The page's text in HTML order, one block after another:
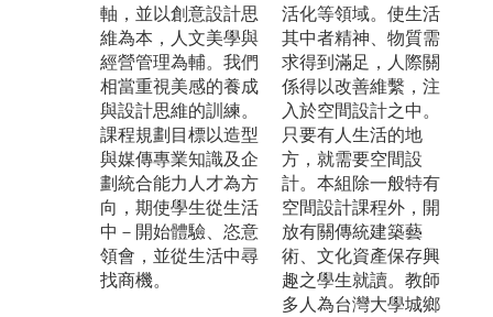
軸，並以創意設計思
維為本，人文美學與
經營管理為輔。我們
相當重視美感的養成
與設計思維的訓練。
課程規劃目標以造型
與媒傳專業知識及企
劃統合能力人才為方
向，期使學生從生活
中－開始體驗、恣意
領會，並從生活中尋
找商機。
活化等領域。使生活
其中者精神、物質需
求得到滿足，人際關
係得以改善維繫，注
入於空間設計之中。
只要有人生活的地
方，就需要空間設
計。本組除一般特有
空間設計課程外，開
放有關傳統建築藝
術、文化資產保存興
趣之學生就讀。教師
多人為台灣大學城鄉